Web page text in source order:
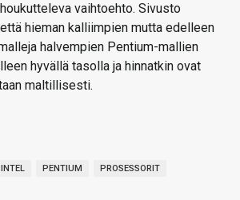
vaihtoehto. Sivusto
hieman kalliimpien mutta edelleen
halvempien Pentium-mallien
hyvällä tasolla ja hinnatkin ovat
maltillisesti.
INTEL PENTIUM PROSESSORIT